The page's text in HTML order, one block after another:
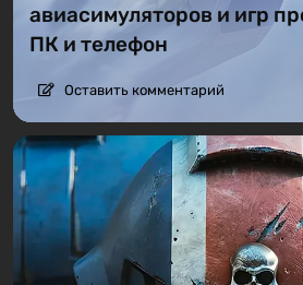
авиасимуляторов и игр
ПК и телефон
Оставить комментарий